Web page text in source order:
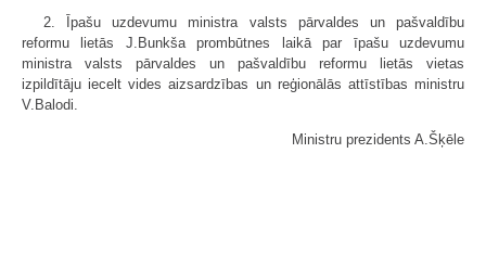
2. Īpašu uzdevumu ministra valsts pārvaldes un pašvaldību
reformu lietās J.Bunkša prombūtnes laikā par īpašu uzdevumu
ministra valsts pārvaldes un pašvaldību reformu lietās vietas
izpildītāju iecelt vides aizsardzības un reģionālās attīstības ministru
V.Balodi.
Ministru prezidents A.Šķēle